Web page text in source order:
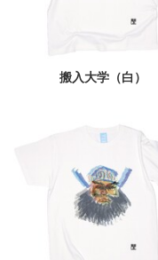
搬入大学（白）